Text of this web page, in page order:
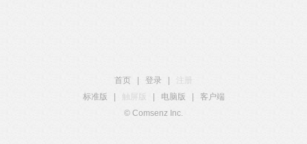
首页 登录
注册
标准版
触屏版 电脑版
客户端
© Comsenz Inc.